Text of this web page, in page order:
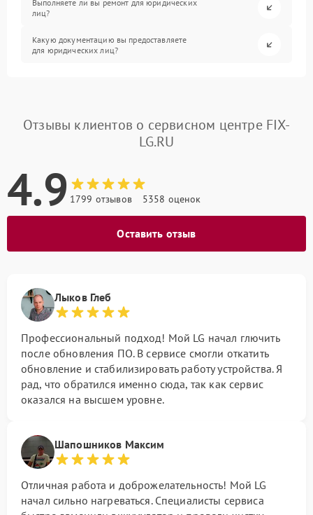
Выполняете ли вы ремонт для юридических
лиц?
Какую документацию вы предоставляете
для юридических лиц?
Отзывы клиентов о сервисном центре FIX-
LG.RU
4.9 1799 отзывов 5358 оценок
Оставить отзыв
Лыков Глеб
Профессиональный подход! Мой LG начал глючить
после обновления ПО. В сервисе смогли откатить
обновление и стабилизировать работу устройства. Я
рад, что обратился именно сюда, так как сервис
оказался на высшем уровне.
Шапошников Максим
Отличная работа и доброжелательность! Мой LG
начал сильно нагреваться. Специалисты сервиса